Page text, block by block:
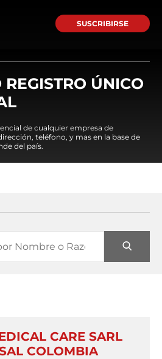
SUSCRIBIRSE
REGISTRO ÚNICO
de cualquier empresa de
teléfono, y mas en la base de
del país.
CARE SARL
COLOMBIA